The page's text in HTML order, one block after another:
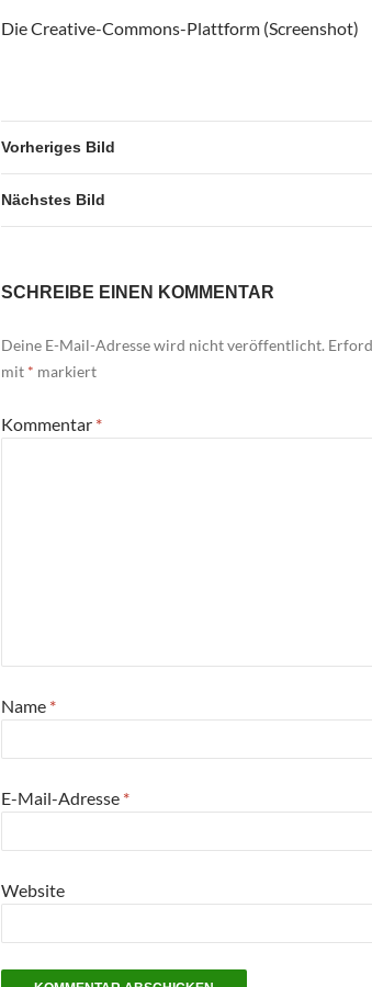
Die Creative-Commons-Plattform (Screenshot)
Vorheriges Bild
Nächstes Bild
SCHREIBE EINEN KOMMENTAR
Deine E-Mail-Adresse wird nicht veröffentlicht.
mit * markiert
Kommentar *
Name *
E-Mail-Adresse *
Website